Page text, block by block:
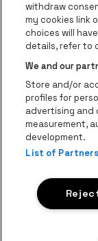
BTW
BNP Paribas
Proclaimer
withdraw
my cookies link
choices will
details, refer to
We and our
Store and/or
profiles for
advertising
measurement,
development.
List of